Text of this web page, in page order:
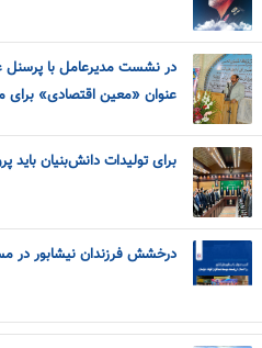
در نشست مدیرعامل با پرسنل
عنوان «معین اقتصادی»
برای تولیدات دانش‌بنیان
درخشش فرزندان نیشابور در